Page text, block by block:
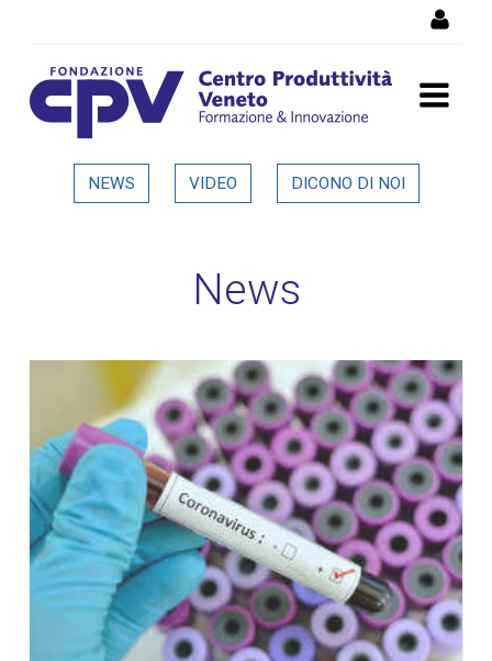
Dettaglio in evidenza
NEWS VIDEO DICONO DI NOI
News